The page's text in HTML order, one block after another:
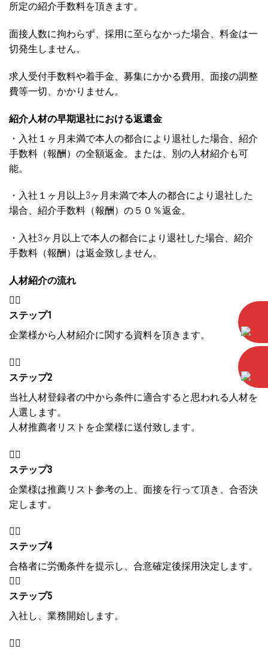
所定の紹介手数料を頂きます。
面接人数に拘わらず、採用に至らなかった場合、料金は一
切発生しません。
求人受付手数料や着手金、募集にかかる費用、面接の調整
費等一切、かかりません。
紹介人材の早期退社における返還金
・入社１ヶ月未満で本人の都合により退社した場合、紹介
手数料（報酬）の全額返金。または、別の人材紹介も可
能。
・入社１ヶ月以上3ヶ月未満で本人の都合により退社した
場合、紹介手数料（報酬）の５０％返金。
・入社3ヶ月以上で本人の都合により退社した場合、紹介
手数料（報酬）は返金致しません。
人材紹介の流れ

ステップ1
企業様から人材紹介に関する資料を頂きます。

ステップ2
当社人材登録者の中から条件に適合すると思われる人材を
人選します。
人材推薦者リストを企業様に送付致します。

ステップ3
企業様は推薦リスト参考の上、面接を行って頂き、合否決
定します。
 
ステップ4
合格者に労働条件を提示し、合意確定後採用決定します。
 
ステップ5
入社し、業務開始します。
